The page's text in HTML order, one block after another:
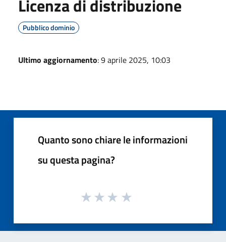
Licenza di distribuzione
Pubblico dominio
Ultimo aggiornamento: 9 aprile 2025, 10:03
Quanto sono chiare le informazioni
su questa pagina?